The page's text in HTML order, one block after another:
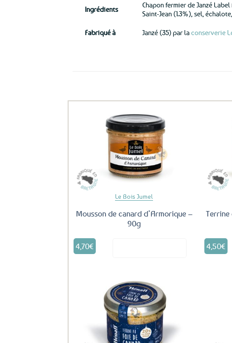
Ingrédients
Chapon fermier de Janzé
Saint-Jean (1.3%), sel,
Fabriqué à Janzé (35) par laconserverie
Le Bois Jumel
Mousson de canard d’Armorique –
90g
4,70€
Terrine
4,50€
favoris